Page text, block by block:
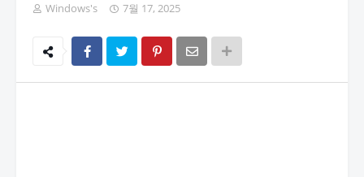
Windows's 7월 17, 2025